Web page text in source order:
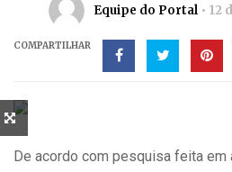
Equipe do Portal 12
COMPARTILHAR
De acordo com pesquisa feita em